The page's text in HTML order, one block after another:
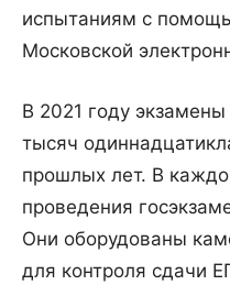
испытаниям с
Московской
В 2021 году
тысяч
прошлых лет. В
проведения
Они оборудованы
для контроля сдачи